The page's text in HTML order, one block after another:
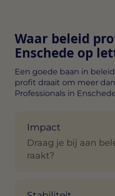
Waar beleid
Enschede op
Een goede baan in
profit draait om meer
Professionals in
Impact
Draag je bij aan
raakt?